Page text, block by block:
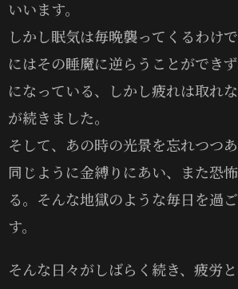
いいます。
しかし眠気は毎晩襲ってくるわけ
にはその睡魔に逆らうことができ
になっている、しかし疲れは取れ
が続きました。
そして、あの時の光景を忘れつつ
同じように金縛りにあい、また恐
る。そんな地獄のような毎日を過
す。
そんな日々がしばらく続き、疲労